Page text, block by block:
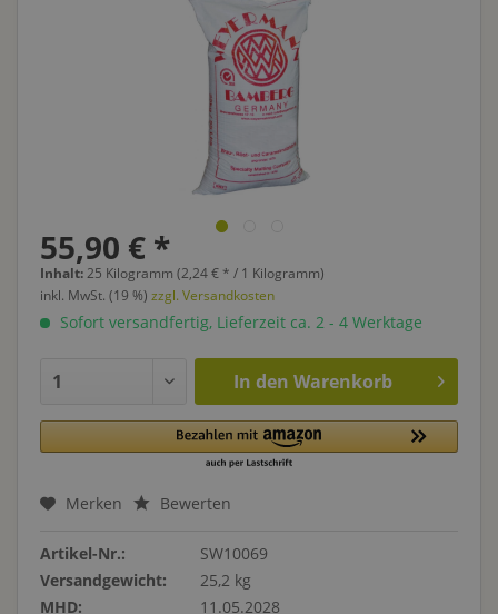
55,90 € *
Inhalt:25 Kilogramm (2,24 € * / 1 Kilogramm)
inkl. MwSt. (19 %) zzgl. Versandkosten
Sofort versandfertig, Lieferzeit ca. 2 - 4 Werktage
In den Warenkorb
Merken Bewerten
Artikel-Nr.:
SW10069
Versandgewicht:
25,2 kg
MHD:
11.05.2028